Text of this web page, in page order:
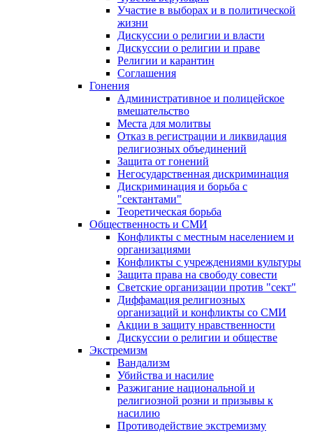
Участие в выборах и в политической
жизни
Дискуссии о религии и власти
Дискуссии о религии и праве
Религии и карантин
Соглашения
Гонения
Административное и полицейское
вмешательство
Места для молитвы
Отказ в регистрации и ликвидация
религиозных объединений
Защита от гонений
Негосударственная дискриминация
Дискриминация и борьба с
"сектантами"
Теоретическая борьба
Общественность и СМИ
Конфликты с местным населением и
организациями
Конфликты с учреждениями культуры
Защита права на свободу совести
Светские организации против "сект"
Диффамация религиозных
организаций и конфликты со СМИ
Акции в защиту нравственности
Дискуссии о религии и обществе
Экстремизм
Вандализм
Убийства и насилие
Разжигание национальной и
религиозной розни и призывы к
насилию
Противодействие экстремизму